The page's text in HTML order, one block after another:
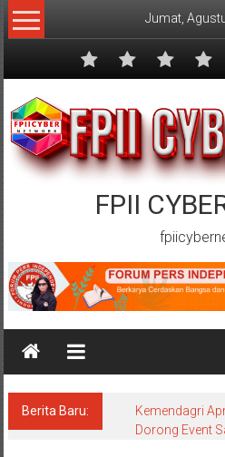
Lompat
ke
Jumat,
FPII
Berita Baru:
Kemendagri
Dorong Event